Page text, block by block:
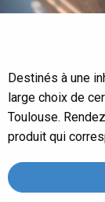
Destinés à une
large choix de
Toulouse.
produit qui